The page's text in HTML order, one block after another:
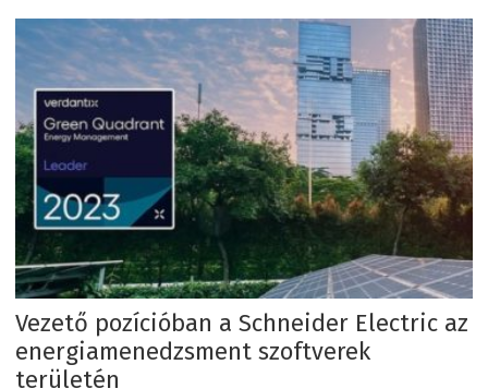
Vezető pozícióban a Schneider Electric az
energiamenedzsment szoftverek
területén